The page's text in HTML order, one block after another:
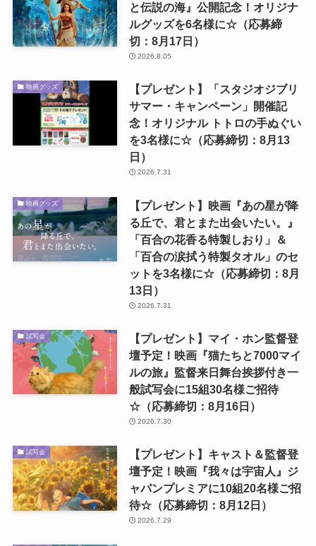
と伝説の海』公開記念！オリジナ
ルグッズを6名様に☆（応募締
切：8月17日）
2026.8.05
映画グッズ
【プレゼント】「スタジオジブリ
サマー・キャンペーン」開催記
念！オリジナル トトロの手ぬぐい
を3名様に☆（応募締切：8月13
日）
2026.7.31
映画グッズ
【プレゼント】映画『あの星が降
る丘で、君とまた出会いたい。』
「百合の花香る特製しおり」＆
「百合の涙拭う特製タオル」のセ
ットを3名様に☆（応募締切：8月
13日）
2026.7.31
試写会
【プレゼント】マイ・ホン監督登
壇予定！映画『猫たちと7000マイ
ルの旅』監督来日舞台挨拶付き一
般試写会に15組30名様ご招待
☆（応募締切：8月16日）
2026.7.30
試写会
【プレゼント】キャスト＆監督登
壇予定！映画『我々は宇宙人』ジ
ャパンプレミアに10組20名様ご招
待☆（応募締切：8月12日）
2026.7.29